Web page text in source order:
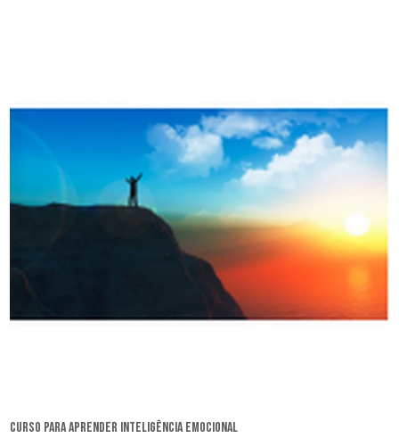
curso para aprender inteligência emocional